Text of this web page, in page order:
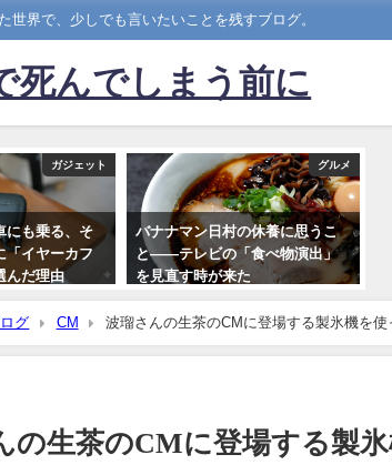
世界で、少しでも言いたいことを残すブログ。
死んでしまう前に
ガジェット
にも乗る、そ
「イヤーカフ
んだ理由
グルメ
バナナマン日村の休養に思うこ
と――テレビの「食べ物演出」
を見直す時が来た
グ CM 波瑠さんの生茶のCMに登場する製氷機を使
の生茶のCMに登場する製